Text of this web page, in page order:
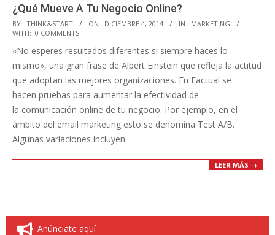
¿Qué Mueve A Tu Negocio Online?
2014-
12-
04
BY: THINK&START ON: DICIEMBRE 4, 2014 IN: MARKETING
WITH: 0 COMMENTS
«No esperes resultados diferentes si siempre haces lo
mismo», una gran frase de Albert Einstein que refleja la actitud
que adoptan las mejores organizaciones. En Factual se
hacen pruebas para aumentar la efectividad de
la comunicación online de tu negocio. Por ejemplo, en el
ámbito del email marketing esto se denomina Test A/B.
Algunas variaciones incluyen
LEER MÁS →
Anúnciate aquí